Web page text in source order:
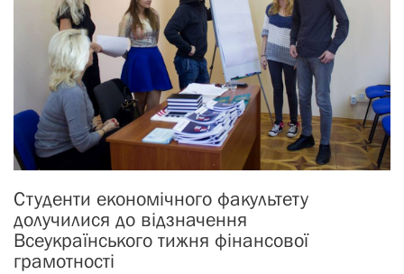
Студенти економічного факультету
долучилися до відзначення
Всеукраїнського тижня фінансової
грамотності